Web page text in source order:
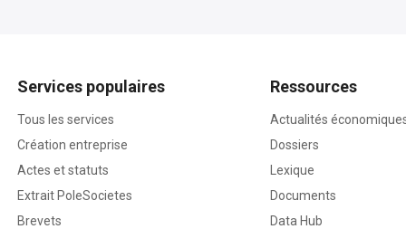
Services populaires
Tous les services
Création entreprise
Actes et statuts
Extrait PoleSocietes
Brevets
Ressources
Actualités
Dossiers
Lexique
Documents
Data Hub